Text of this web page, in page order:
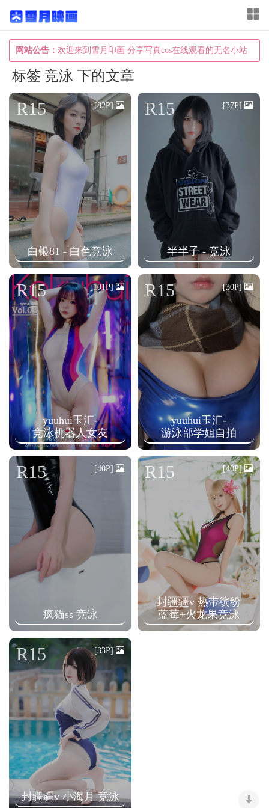
网站公告： 欢迎来到雪月印画 分享写真cos在线观看的无名小站
T
o
g
e
o
n
标签 竞泳 下的文章
白银81 - 白色竞泳
R15 [82P]
半半子 - 竞泳
R15 [37P]
yuuhui玉汇-
竞泳机器人女友
R15 [101P]
yuuhui玉汇-
游泳部学姐自拍
R15 [30P]
疯猫ss 竞泳
R15 [40P]
封疆疆v 热带缤纷
蓝莓+火龙果竞泳
R15 [40P]
封疆疆v 小海月 竞泳
R15 [33P]